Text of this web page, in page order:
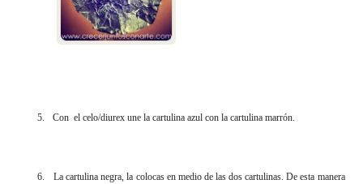
5. Con el celo/diurex une la cartulina azul con la cartulina marrón.
6. La cartulina negra, la colocas en medio de las dos cartulinas. De esta manera